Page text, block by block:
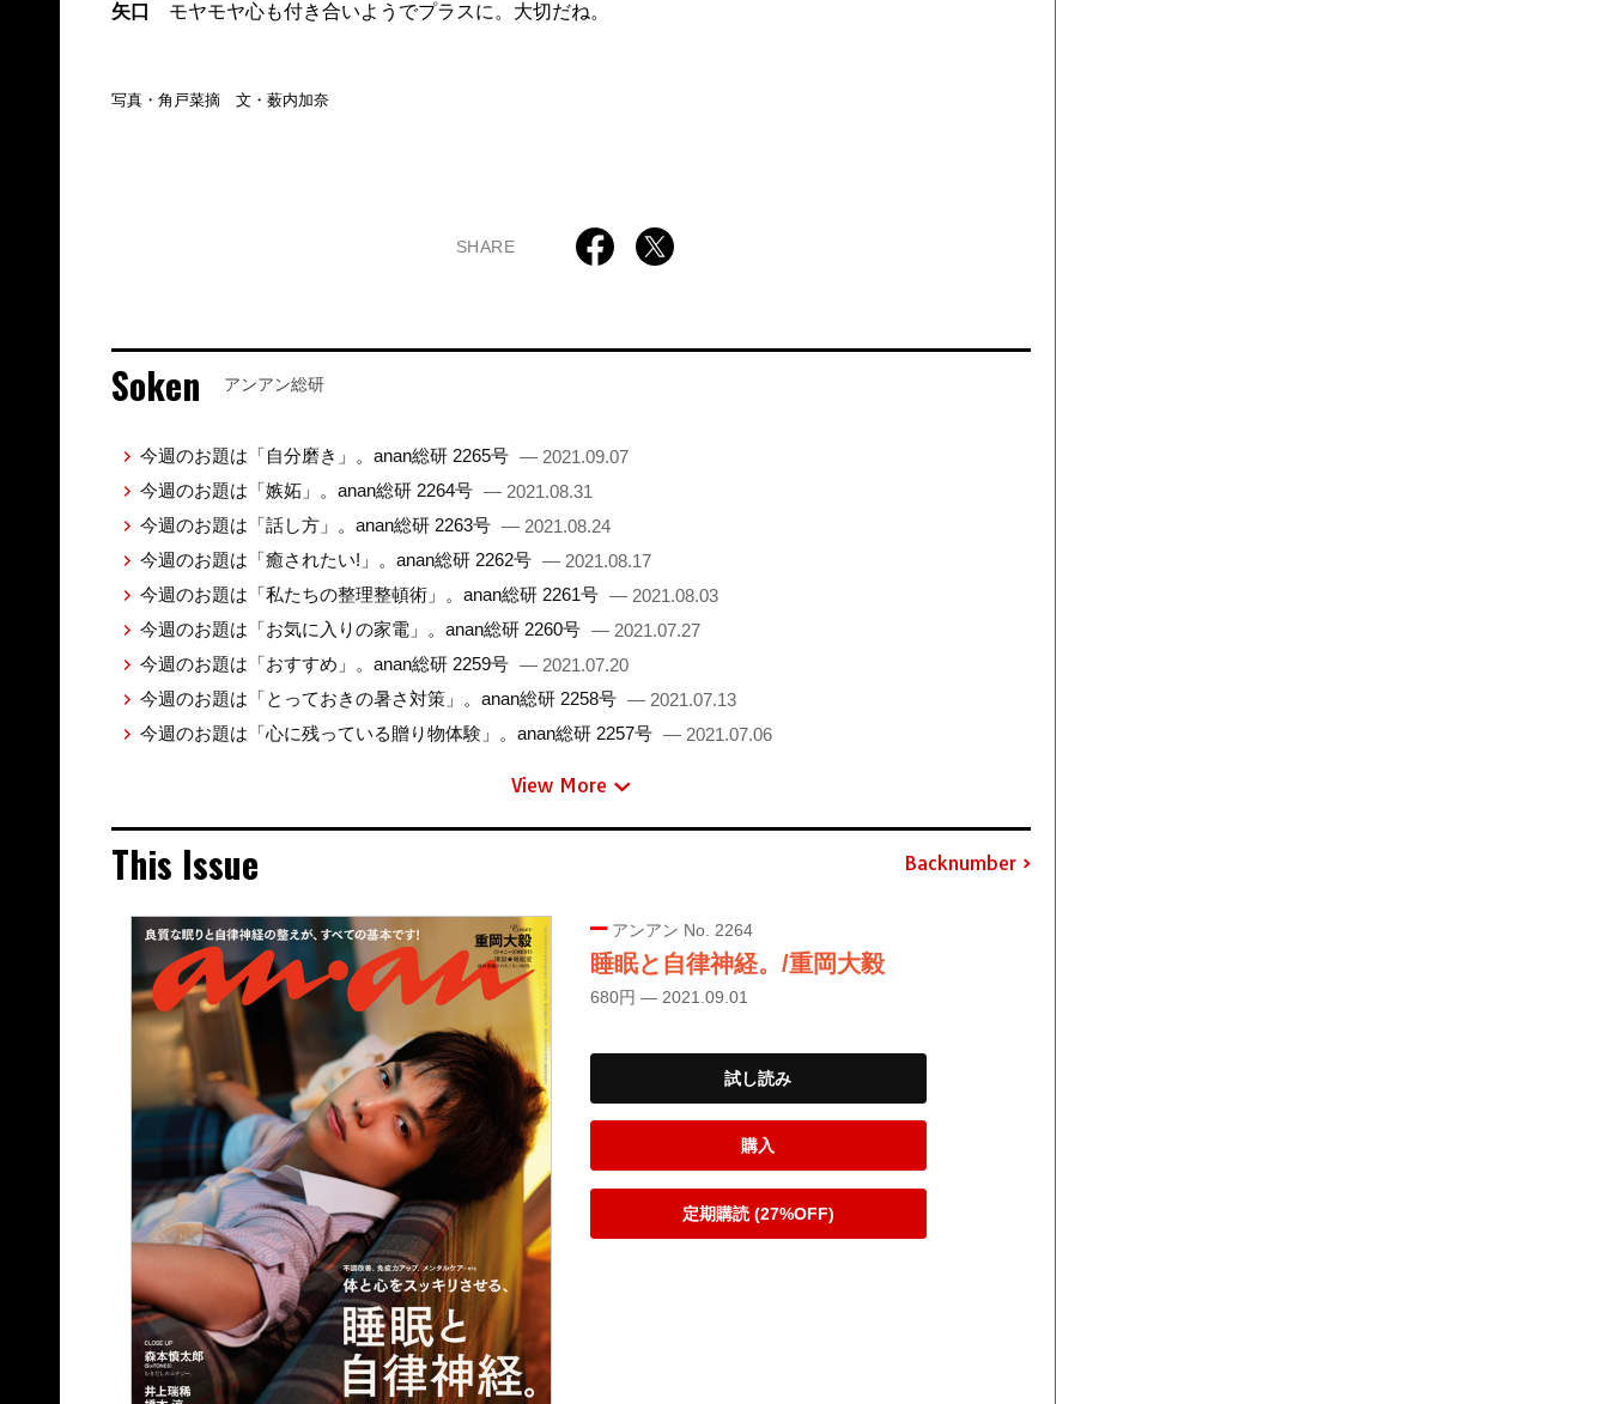
矢口 モヤモヤ心も付き合いようでプラスに。大切だね。
写真・角戸菜摘 文・薮内加奈
SHARE
Soken アンアン総研
今週のお題は「自分磨き」。anan総研 2265号 — 2021.09.07
今週のお題は「嫉妬」。anan総研 2264号 — 2021.08.31
今週のお題は「話し方」。anan総研 2263号 — 2021.08.24
今週のお題は「癒されたい!」。anan総研 2262号 — 2021.08.17
今週のお題は「私たちの整理整頓術」。anan総研 2261号 — 2021.08.03
今週のお題は「お気に入りの家電」。anan総研 2260号 — 2021.07.27
今週のお題は「おすすめ」。anan総研 2259号 — 2021.07.20
今週のお題は「とっておきの暑さ対策」。anan総研 2258号 — 2021.07.13
今週のお題は「心に残っている贈り物体験」。anan総研 2257号 — 2021.07.06
View More
This Issue Backnumber
アンアン No. 2264
睡眠と自律神経。/重岡大毅
680円 — 2021.09.01
試し読み
購入
定期購読 (27%OFF)